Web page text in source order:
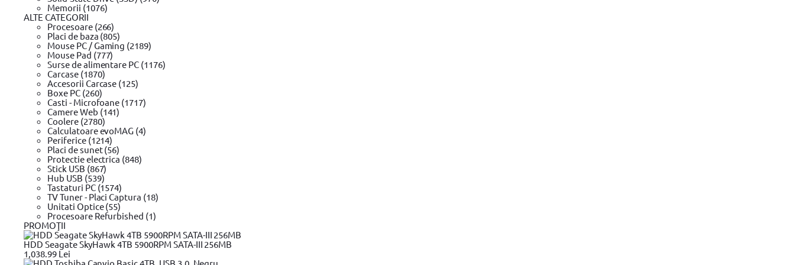
Memorii (1076)
ALTE CATEGORII
Procesoare (266)
Placi de baza (805)
Mouse PC / Gaming (2189)
Mouse Pad (777)
Surse de alimentare PC (1176)
Carcase (1870)
Accesorii Carcase (125)
Boxe PC (260)
Casti - Microfoane (1717)
Camere Web (141)
Coolere (2780)
Calculatoare evoMAG (4)
Periferice (1214)
Placi de sunet (56)
Protectie electrica (848)
Stick USB (867)
Hub USB (539)
Tastaturi PC (1574)
TV Tuner - Placi Captura (18)
Unitati Optice (55)
Procesoare Refurbished (1)
PROMOŢII
HDD Seagate SkyHawk 4TB 5900RPM SATA-III 256MB
1,038.99 Lei
Termeni si conditii
Despre noi
Valorile evomag
Home
Despre evomag
Locatie punct de lucru
Departamente
Angajari
Contact
Resurse si Informatii legale
Black Friday
Review-uri si tutoriale video
Glosar
ANPC - Protectia Consumatorilor
SAL
Informatii privind DEEE
Harta Site